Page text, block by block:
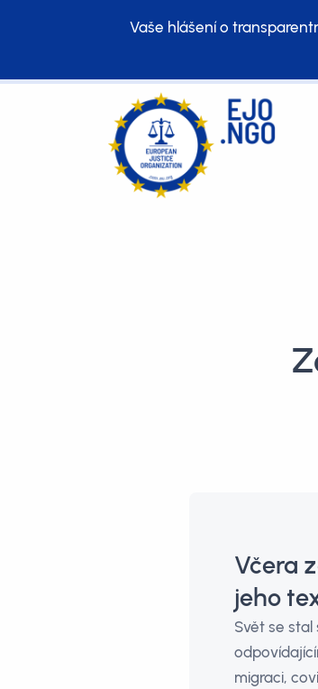
Vaše hlášení o
Včera
jeho
Svět se
migraci,